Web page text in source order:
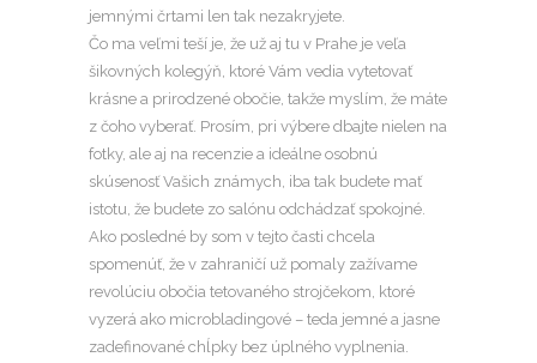
jemnými črtami len tak nezakryjete.
Čo ma veľmi teší je, že už aj tu v Prahe je veľa
šikovných kolegýň, ktoré Vám vedia vytetovať
krásne a prirodzené obočie, takže myslím, že máte
z čoho vyberať. Prosím, pri výbere dbajte nielen na
fotky, ale aj na recenzie a ideálne osobnú
skúsenosť Vašich známych, iba tak budete mať
istotu, že budete zo salónu odchádzať spokojné.
Ako posledné by som v tejto časti chcela
spomenúť, že v zahraničí už pomaly zažívame
revolúciu obočia tetovaného strojčekom, ktoré
vyzerá ako microbladingové – teda jemné a jasne
zadefinované chĺpky bez úplného vyplnenia.